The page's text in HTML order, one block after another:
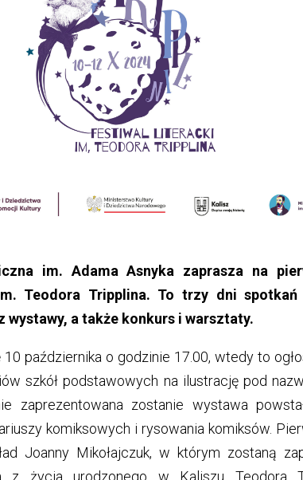
im. Adama Asnyka zaprasza na
Teodora Tripplina. To trzy dni
a także konkurs i warsztaty.
października o godzinie 17.00, wtedy to
szkół podstawowych na ilustrację pod
zaprezentowana zostanie wystawa
komiksowych i rysowania komiksów.
Joanny Mikołajczuk, w którym zostaną
z życia urodzonego w Kaliszu Teodora